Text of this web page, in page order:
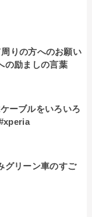
りの方へのお願い
の励ましの言葉
ーブルをいろいろ
グリーン車のすご